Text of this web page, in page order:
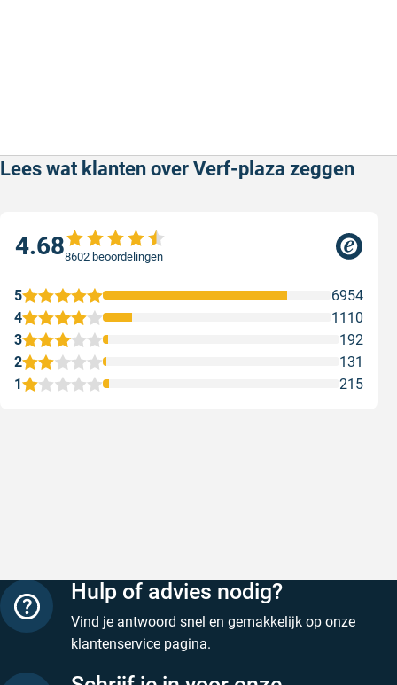
Lees wat klanten over Verf-plaza zeggen
4.688602 beoordelingen
1 215
2 131
3 192
4 1110
5 6954
Hulp of advies nodig?
Vind je antwoord snel en gemakkelijk op onze
klantenservice pagina.